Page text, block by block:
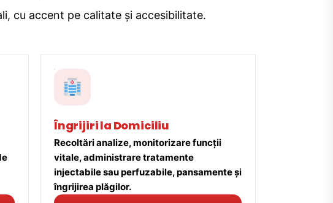
cu accent pe calitate și accesibilitate.
Îngrijiri la Domiciliu
Recoltări analize, monitorizare funcții
vitale, administrare tratamente
injectabile sau perfuzabile, pansamente și
îngrijirea plăgilor.